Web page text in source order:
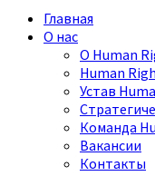
Главная
О нас
О Human
Human
Устав
Команда
Вакансии
Контакты